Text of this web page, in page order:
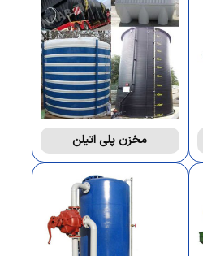
مخزن پلی اتیلن